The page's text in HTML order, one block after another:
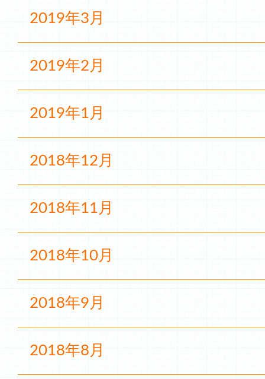
2019年3月
2019年2月
2019年1月
2018年12月
2018年11月
2018年10月
2018年9月
2018年8月